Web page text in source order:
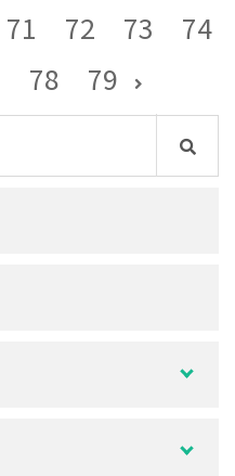
71 72 73
74
78 79